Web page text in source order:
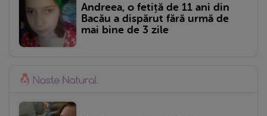
Andreea, o fetiță de 11 ani din
Bacău a dispărut fără urmă de
mai bine de 3 zile